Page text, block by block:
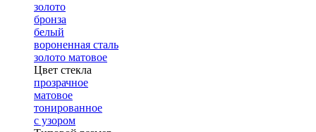
золото
бронза
белый
вороненная сталь
золото матовое
Цвет стекла
прозрачное
матовое
тонированное
с узором